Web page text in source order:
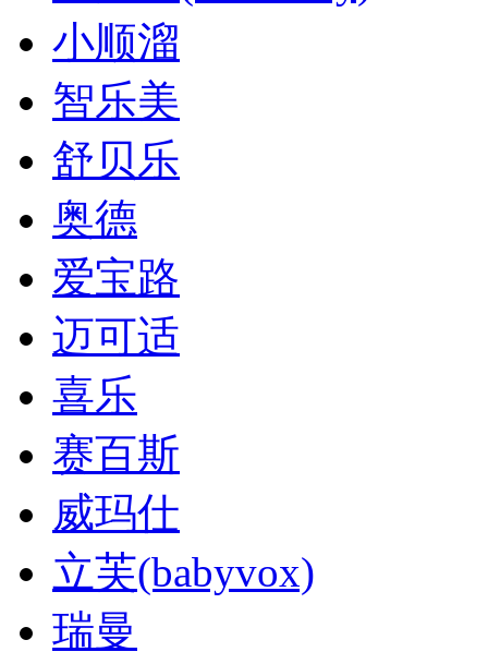
小顺溜
智乐美
舒贝乐
奥德
爱宝路
迈可适
喜乐
赛百斯
威玛仕
立芙(babyvox)
瑞曼